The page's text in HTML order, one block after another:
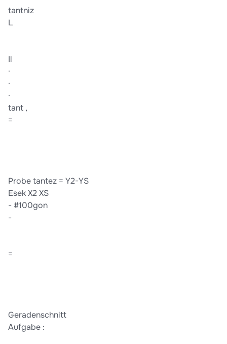
tantniz
L
Il
·
·
·
tant ,
=
Probe tantez = Y2-YS
Esek X2 XS
- #100gon
-
=
Geradenschnitt
Aufgabe :